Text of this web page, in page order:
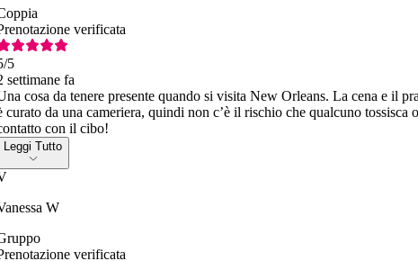
verificata
/5
settimane fa
cosa da tenere presente quando si visita New Orleans. La cena e il
curato da una cameriera, quindi non c’è il rischio che qualcuno
con il cibo!
Leggi Tutto
W
verificata